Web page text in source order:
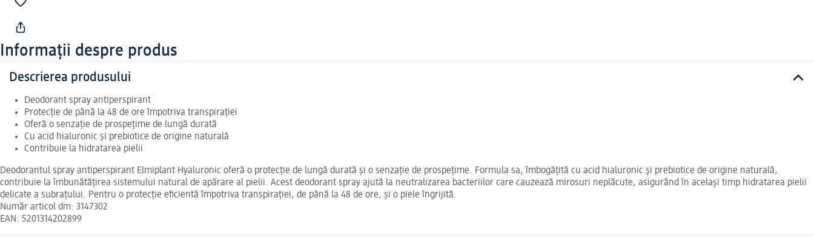
Informații despre produs
Descrierea produsului
Deodorant spray antiperspirant
Protecție de până la 48 de ore împotriva transpirației
Oferă o senzație de prospețime de lungă durată
Cu acid hialuronic și prebiotice de origine naturală
Contribuie la hidratarea pielii
Deodorantul spray antiperspirant Elmiplant Hyaluronic oferă o protecție de lungă durată și o senzație de prospețime. Formula sa, îmbogățită cu acid hialuronic și prebiotice de origine naturală,
contribuie la îmbunătățirea sistemului natural de apărare al pielii. Acest deodorant spray ajută la neutralizarea bacteriilor care cauzează mirosuri neplăcute, asigurând în același timp hidratarea pielii
delicate a subrațului. Pentru o protecție eficientă împotriva transpirației, de până la 48 de ore, și o piele îngrijită.
Număr articol dm: 3147302
EAN: 5201314202899